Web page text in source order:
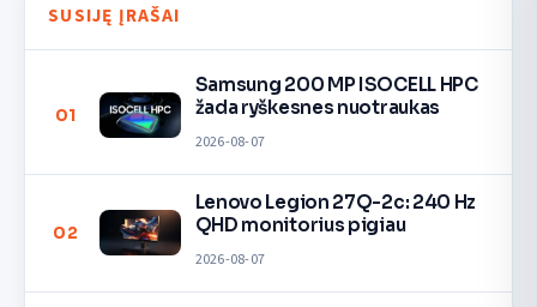
SUSIJĘ ĮRAŠAI
01
Samsung 200 MP ISOCELL HPC
žada ryškesnes nuotraukas
2026-08-07
02
Lenovo Legion 27Q-2c: 240 Hz
QHD monitorius pigiau
2026-08-07